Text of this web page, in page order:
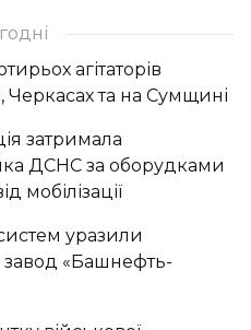
агітаторів
Черкасах та на Сумщині
затримала
ДСНС за оборудками
мобілізації
уразили
«Башнефть-